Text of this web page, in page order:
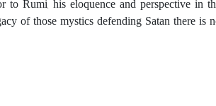
of those mystics defending Satan there is